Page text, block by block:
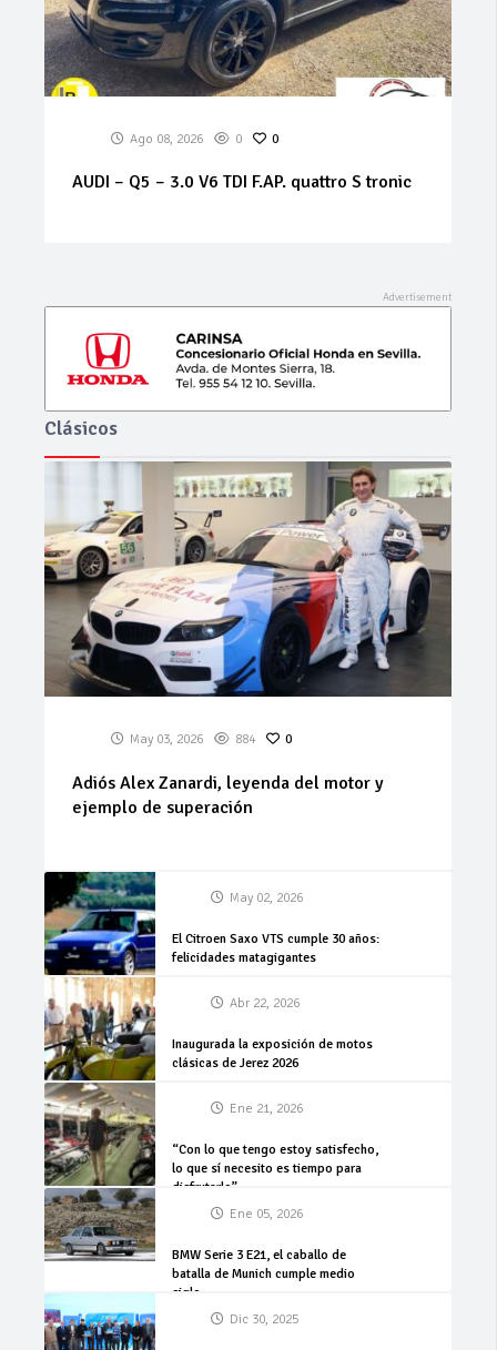
Ago 08, 2026 0 0
ALFA ROMEO – 159 – 1.9 JTS 16V Distinctive
Clásicos
May 03, 2026 884 0
Adiós Alex Zanardi, leyenda del motor y
ejemplo de superación
May 02, 2026
El Citroen Saxo VTS cumple 30 años:
felicidades matagigantes
Abr 22, 2026
Inaugurada la exposición de motos
clásicas de Jerez 2026
Ene 21, 2026
“Con lo que tengo estoy satisfecho,
lo que sí necesito es tiempo para
disfrutarlo”
Ene 05, 2026
BMW Serie 3 E21, el caballo de
batalla de Munich cumple medio
siglo
Dic 30, 2025